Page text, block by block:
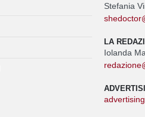
Stefania
LA
Iolanda